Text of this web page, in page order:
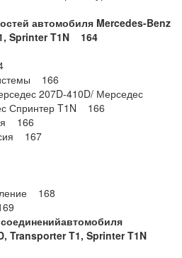
автомобиля Mercedes-Benz
Sprinter T1N 164
166
207D-410D/ Мерседес
Спринтер T1N 166
166
167
168
автомобиля
Transporter T1, Sprinter T1N